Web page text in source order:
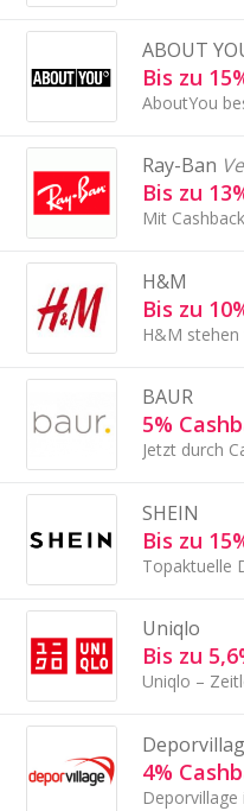
ABOUT
Bis zu
Ray-Ban
Bis zu
H&M
Bis zu
BAUR
5%
SHEIN
Bis zu
Uniqlo
Bis zu
Uniqlo –
4%